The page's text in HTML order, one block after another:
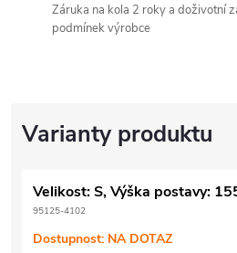
Záruka na kola 2 roky a doživotní
podmínek výrobce
Velikost: S, Výška postavy:
95125-4102
Dostupnost: NA DOTAZ